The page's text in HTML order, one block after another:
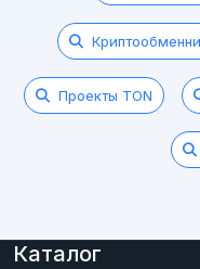
Проекты TON
Каталог